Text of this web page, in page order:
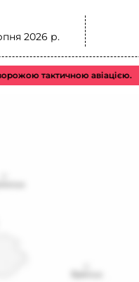
2026 р.
тактичною авіацією.